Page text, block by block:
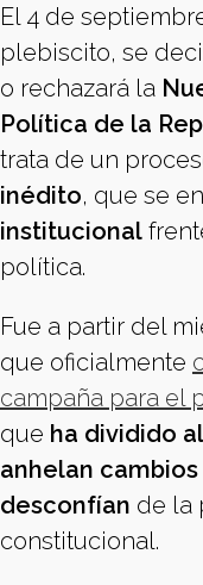
El 4 de
plebiscito, se
o rechazará la
Política de la
trata de un
inédito, que se
institucional
política.
Fue a partir del
que oficialmente
campaña para el
que ha dividido
anhelan
desconfían de la
constitucional.